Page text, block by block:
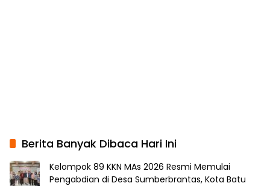
Berita Banyak Dibaca Hari Ini
Kelompok 89 KKN MAs 2026 Resmi Memulai
Pengabdian di Desa Sumberbrantas, Kota Batu